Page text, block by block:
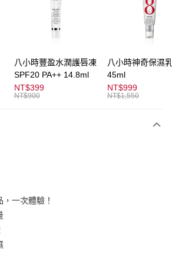
第一商業銀行
彰化商業銀行
台北富邦商業銀行
台中商業銀行
華泰商業銀行
不需綁卡、不需儲值。
簡訊認證，即可結帳。
務後，再付款。
流程】含以上)免運費
八小時豐盈水潤護唇凍
SPF20 PA++ 14.8ml
NT$399
NT$900
八小時神奇保濕
45ml
NT$999
NT$1,550
一次體驗！